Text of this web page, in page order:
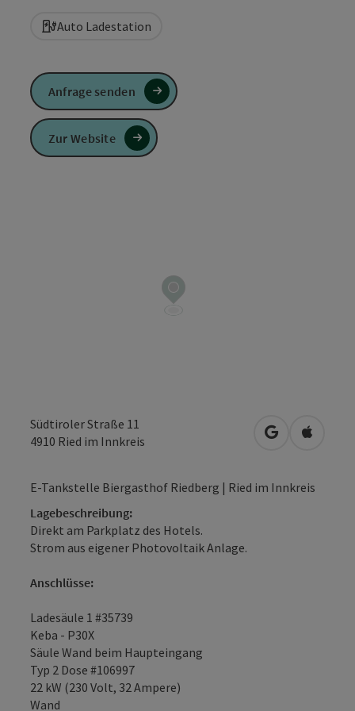
Auto Ladestation
Südtiroler Straße 11
4910 Ried im Innkreis in Google
in
E-Tankstelle Biergasthof Riedberg | Ried im Innkreis
Lagebeschreibung:
Direkt am Parkplatz des Hotels.
Strom aus eigener Photovoltaik Anlage.
Anschlüsse:
Ladesäule 1 #35739
Keba - P30X
Säule Wand beim Haupteingang
Typ 2 Dose #106997
22 kW (230 Volt, 32 Ampere)
Wand
Anfrage senden
Zur Website